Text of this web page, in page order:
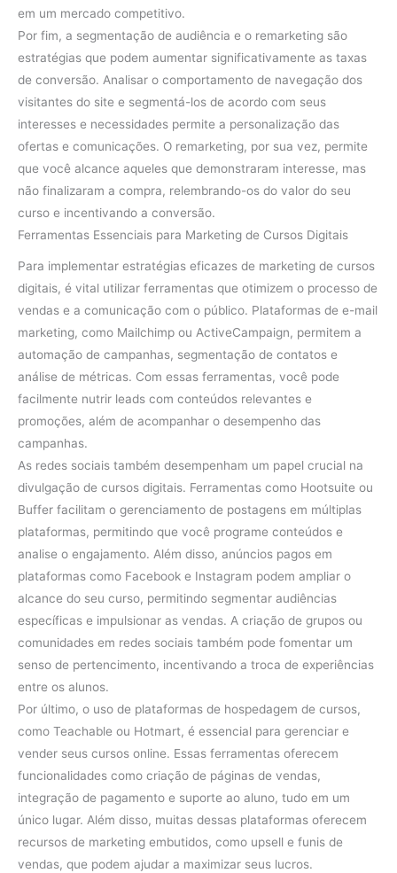
em um mercado competitivo.
Por fim, a segmentação de audiência e o remarketing são
estratégias que podem aumentar significativamente as taxas
de conversão. Analisar o comportamento de navegação dos
visitantes do site e segmentá-los de acordo com seus
interesses e necessidades permite a personalização das
ofertas e comunicações. O remarketing, por sua vez, permite
que você alcance aqueles que demonstraram interesse, mas
não finalizaram a compra, relembrando-os do valor do seu
curso e incentivando a conversão.
Ferramentas Essenciais para Marketing de Cursos Digitais
Para implementar estratégias eficazes de marketing de cursos
digitais, é vital utilizar ferramentas que otimizem o processo de
vendas e a comunicação com o público. Plataformas de e-mail
marketing, como Mailchimp ou ActiveCampaign, permitem a
automação de campanhas, segmentação de contatos e
análise de métricas. Com essas ferramentas, você pode
facilmente nutrir leads com conteúdos relevantes e
promoções, além de acompanhar o desempenho das
campanhas.
As redes sociais também desempenham um papel crucial na
divulgação de cursos digitais. Ferramentas como Hootsuite ou
Buffer facilitam o gerenciamento de postagens em múltiplas
plataformas, permitindo que você programe conteúdos e
analise o engajamento. Além disso, anúncios pagos em
plataformas como Facebook e Instagram podem ampliar o
alcance do seu curso, permitindo segmentar audiências
específicas e impulsionar as vendas. A criação de grupos ou
comunidades em redes sociais também pode fomentar um
senso de pertencimento, incentivando a troca de experiências
entre os alunos.
Por último, o uso de plataformas de hospedagem de cursos,
como Teachable ou Hotmart, é essencial para gerenciar e
vender seus cursos online. Essas ferramentas oferecem
funcionalidades como criação de páginas de vendas,
integração de pagamento e suporte ao aluno, tudo em um
único lugar. Além disso, muitas dessas plataformas oferecem
recursos de marketing embutidos, como upsell e funis de
vendas, que podem ajudar a maximizar seus lucros.